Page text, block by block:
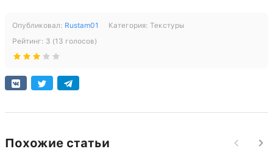
Опубликовал: Rustam01 Категория: Текстуры
Рейтинг: 3 (13 голосов)
Похожие статьи